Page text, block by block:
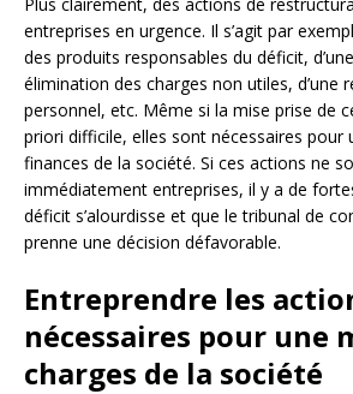
entreprises en urgence. Il s’agit par
des produits responsables du déficit,
élimination des charges non utiles, d’une
personnel, etc. Même si la mise prise de
priori difficile, elles sont nécessaires pour
finances de la société. Si ces actions ne
immédiatement entreprises, il y a de
déficit s’alourdisse et que le tribunal de
prenne une décision défavorable.
Entreprendre les
nécessaires pour une
charges de la société